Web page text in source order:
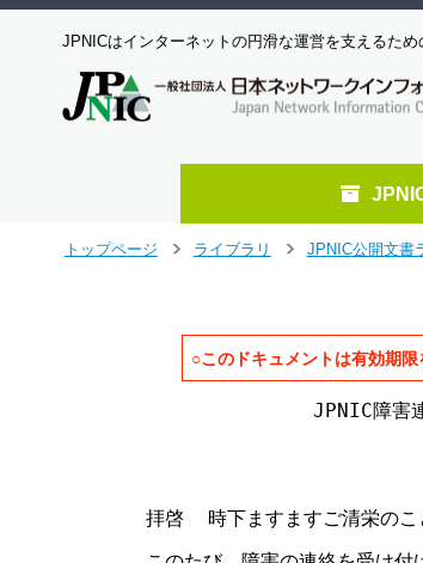
JPNICはインターネットの円滑な運営を支えるため
トップページ
ライブラリ
JPNIC公開文書
○このドキュメントは有効期
JPNIC障害連
拝啓  時下ますますご清栄のこ